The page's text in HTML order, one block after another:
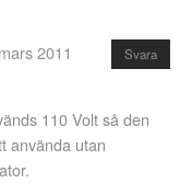
Svara
2011
110 Volt så den
använda utan